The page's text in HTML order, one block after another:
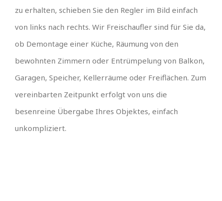
zu erhalten, schieben Sie den Regler im Bild einfach
von links nach rechts. Wir Freischaufler sind für Sie da,
ob Demontage einer Küche, Räumung von den
bewohnten Zimmern oder Entrümpelung von Balkon,
Garagen, Speicher, Kellerräume oder Freiflächen. Zum
vereinbarten Zeitpunkt erfolgt von uns die
besenreine Übergabe Ihres Objektes, einfach
unkompliziert.